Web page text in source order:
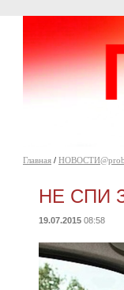
Главная /
НЕ СПИ
19.07.2015 08:58